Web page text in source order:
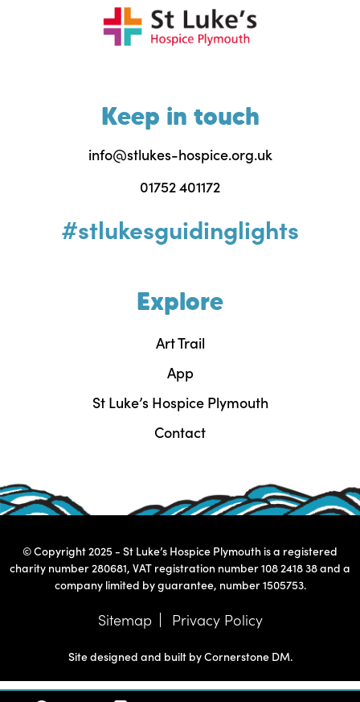
Keep in touch
info@stlukes-hospice.org.uk
01752 401172
#stlukesguidinglights
Explore
Art Trail
App
St Luke’s Hospice Plymouth
Contact
© Copyright 2025 - St Luke’s Hospice Plymouth is a registered
charity number 280681, VAT registration number 108 2418 38 and a
company limited by guarantee, number 1505753.
Sitemap Privacy Policy
Site designed and built byCornerstone DM.